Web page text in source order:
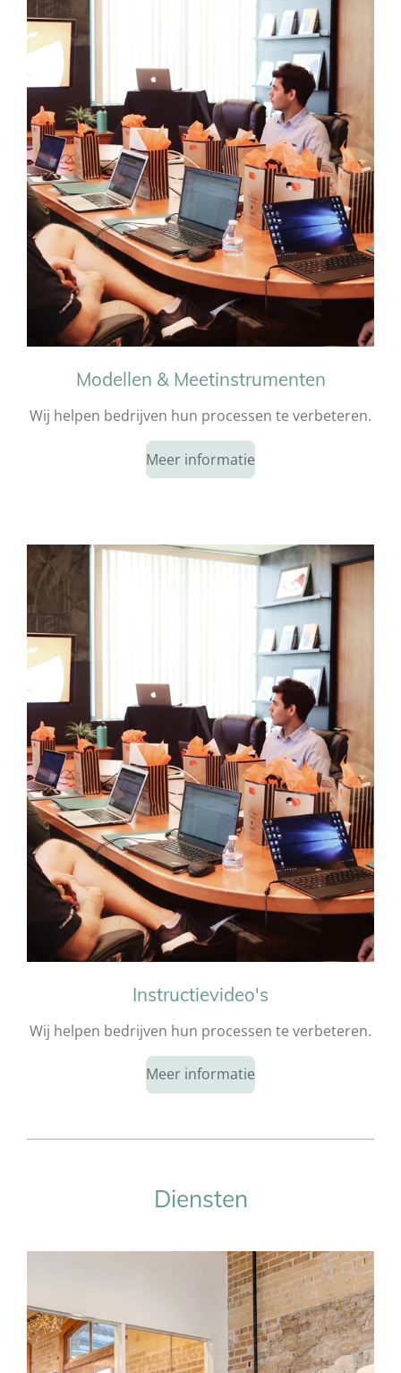
Modellen & Meetinstrumenten
Wij helpen bedrijven hun processen te verbeteren.
Meer informatie
Instructievideo's
Wij helpen bedrijven hun processen te verbeteren.
Meer informatie
Diensten